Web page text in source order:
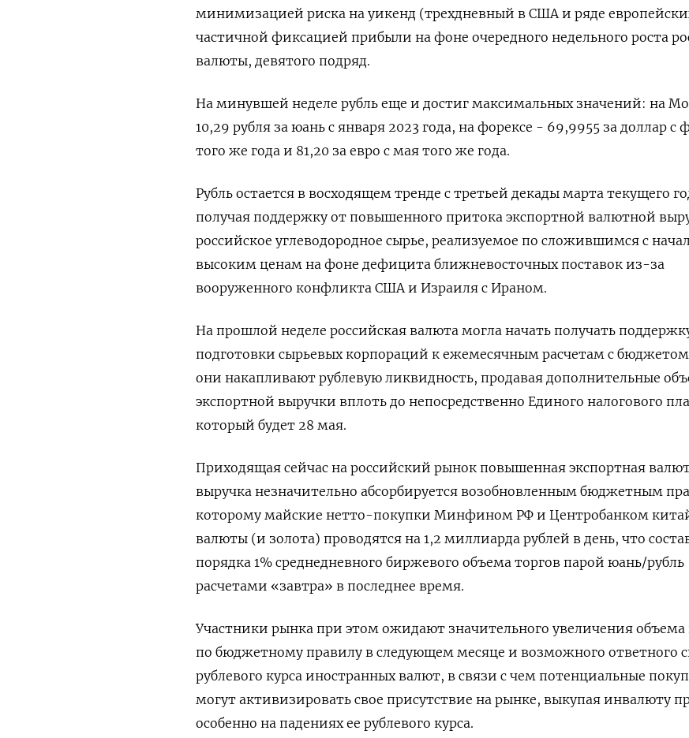
минимизацией риска на уикенд (трехдневный в США и ряде
частичной фиксацией прибыли на фоне очередного ‌недельного роста
валюты, девятого подряд.
На минувшей неделе рубль еще и достиг максимальных значений: на
10,29 рубля за юань с января 2023 года, на форексе - 69,9955 за доллар с
того же ​года и 81,20 за евро ​с мая того же года.
Рубль остается ‌в восходящем тренде с третьей декады марта текущего
получая поддержку от повышенного притока экспортной валютной
российское углеводородное ​сырье, реализуемое по сложившимся с
высоким ценам на фоне дефицита ближневосточных поставок из-за
вооруженного конфликта США и Израиля с Ираном.
На прошлой неделе российская валюта могла начать получать
подготовки сырьевых корпораций к ежемесячным расчетам с
они накапливают рублевую ликвидность, продавая дополнительные
экспортной выручки вплоть до непосредственно Единого налогового
который будет 28 мая.
Приходящая сейчас на российский рынок повышенная экспортная
выручка незначительно абсорбируется возобновленным бюджетным
которому майские нетто-покупки Минфином РФ и Центробанком
валюты (и золота) проводятся на 1,2 миллиарда рублей в день, ​что
порядка 1% среднедневного биржевого объема ⁠торгов парой юань/рубль
расчетами «завтра» в последнее время.
Участники рынка при этом ожидают значительного увеличения объема
по бюджетному правилу в следующем месяце и возможного ответного
рублевого курса иностранных ‌валют, в связи с чем потенциальные
могут активизировать свое присутствие на рынке, выкупая инвалюту
особенно на падениях ‌ее рублевого курса.